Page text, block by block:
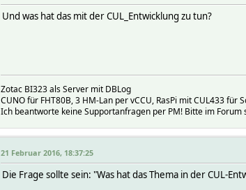
Und was hat das mit der CUL_Entwicklung zu tun?
Zotac BI323 als Server mit DBLog
CUNO für FHT80B, 3 HM-Lan per vCCU, RasPi mit CUL433 für
Ich beantworte keine Supportanfragen per PM! Bitte im
21 Februar 2016, 18:37:25
Die Frage sollte sein: "Was hat das Thema in der CUL-